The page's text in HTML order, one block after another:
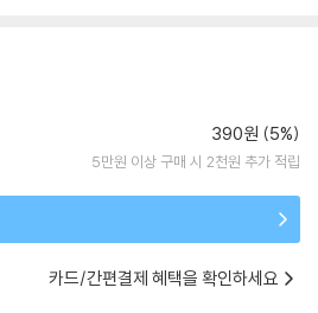
390원 (5%)
5만원 이상 구매 시 2천원 추가 적립
카드/간편결제 혜택을 확인하세요